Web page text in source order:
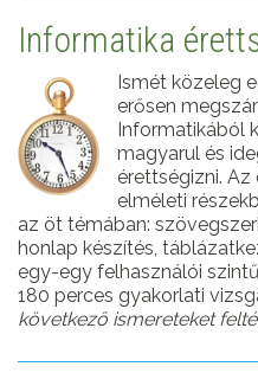
Informatika
Ismét közeleg
erősen
Informatikából
magyarul és
érettségizni.
elméleti
az öt témában:
honlap készítés,
egy-egy felhasználói
180 perces gyakorlati
következő ismereteket